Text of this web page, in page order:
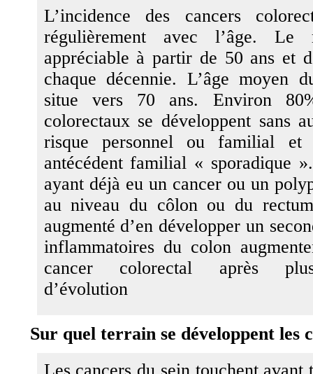
L’incidence des cancers
régulièrement avec l’âge. Le
appréciable à partir de 50 ans et
chaque décennie. L’âge moyen
situe vers 70 ans. Environ
colorectaux se développent sans
risque personnel ou familial
antécédent familial « sporadique
ayant déjà eu un cancer ou un
au niveau du côlon ou du
augmenté d’en développer un
inflammatoires du colon
cancer colorectal après
d’évolution
Sur quel terrain se développent les